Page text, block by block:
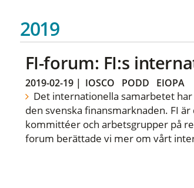
2019
FI-forum: FI:s
2019-02-19| IOSCO PODD EIOPA
Det internationella samarbetet
den svenska finansmarknaden. FI
kommittéer och arbetsgrupper på
forum berättade vi mer om vårt